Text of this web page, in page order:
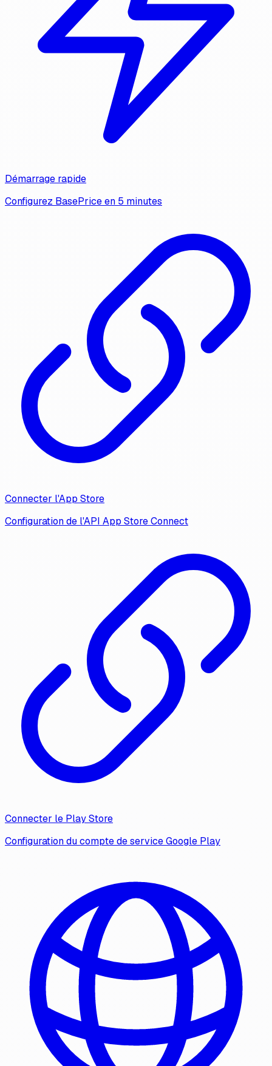
Démarrage rapide
Configurez BasePrice en 5 minutes
Connecter l'App Store
Configuration de l'API App Store Connect
Connecter le Play Store
Configuration du compte de service Google Play